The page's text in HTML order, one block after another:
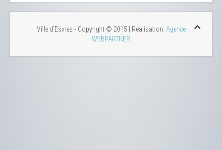
Ville d'Esvres - Copyright © 2015 | Réalisation: Agence
WEBPARTNER